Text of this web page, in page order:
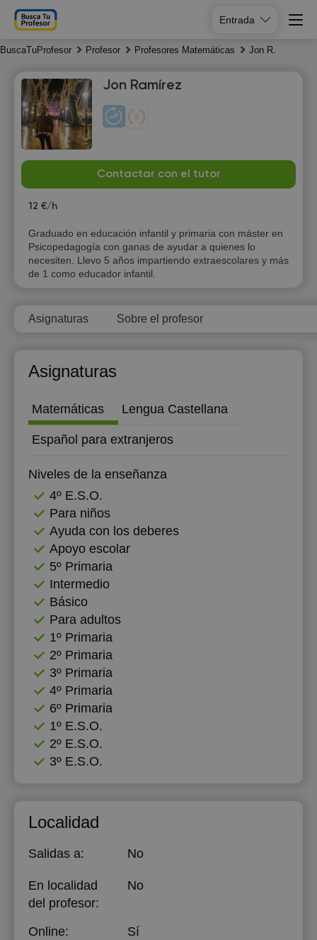
Entrada
BuscaTuProfesor Profesor Profesores Matemáticas Jon R.
Jon Ramírez
Contactar con el tutor
12 €/h
Graduado en educación infantil y primaria con máster en
Psicopedagogía con ganas de ayudar a quienes lo
necesiten. Llevo 5 años impartiendo extraescolares y más
de 1 como educador infantil.
Asignaturas Sobre el profesor
Asignaturas
Matemáticas Lengua Castellana
Español para extranjeros
Niveles de la enseñanza
4º E.S.O.
Para niños
Ayuda con los deberes
Apoyo escolar
5º Primaria
Intermedio
Básico
Para adultos
1º Primaria
2º Primaria
3º Primaria
4º Primaria
6º Primaria
1º E.S.O.
2º E.S.O.
3º E.S.O.
Localidad
Salidas a: No
En localidad
del profesor:
No
Online: Sí
8
Su
9
Mo
10
11